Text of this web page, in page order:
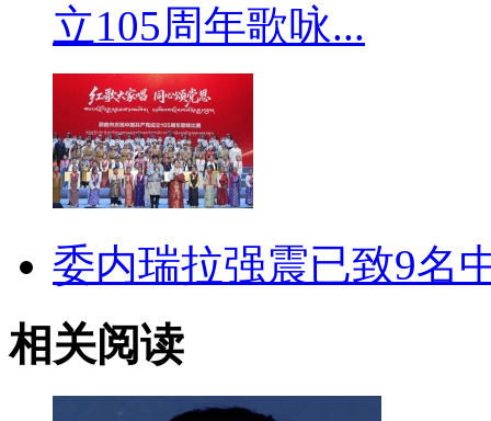
立105周年歌咏...
委内瑞拉强震已致9名
相关阅读